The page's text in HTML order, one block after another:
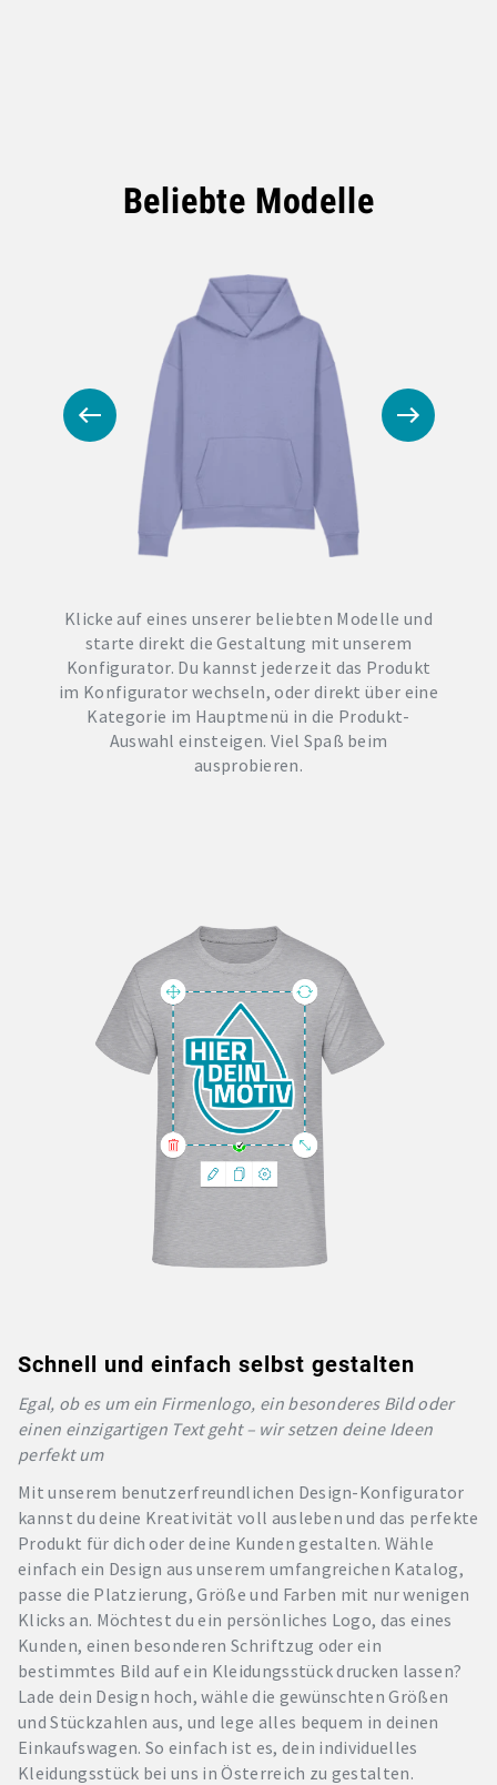
Beliebte Modelle
Klicke auf eines unserer beliebten Modelle und
starte direkt die Gestaltung mit unserem
Konfigurator. Du kannst jederzeit das Produkt
im Konfigurator wechseln, oder direkt über eine
Kategorie im Hauptmenü in die Produkt-
Auswahl einsteigen. Viel Spaß beim
ausprobieren.
Schnell und einfach selbst gestalten
Egal, ob es um ein Firmenlogo, ein besonderes Bild oder
einen einzigartigen Text geht – wir setzen deine Ideen
perfekt um
Mit unserem benutzerfreundlichen Design-Konfigurator
kannst du deine Kreativität voll ausleben und das perfekte
Produkt für dich oder deine Kunden gestalten. Wähle
einfach ein Design aus unserem umfangreichen Katalog,
passe die Platzierung, Größe und Farben mit nur wenigen
Klicks an. Möchtest du ein persönliches Logo, das eines
Kunden, einen besonderen Schriftzug oder ein
bestimmtes Bild auf ein Kleidungsstück drucken lassen?
Lade dein Design hoch, wähle die gewünschten Größen
und Stückzahlen aus, und lege alles bequem in deinen
Einkaufswagen. So einfach ist es, dein individuelles
Kleidungsstück bei uns in Österreich zu gestalten.